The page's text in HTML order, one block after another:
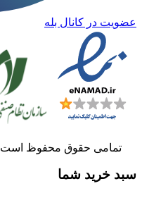
عضویت در کانال بله
تمامی حقوق محفوظ است 1404| هدا استودیو
سبد خرید شما